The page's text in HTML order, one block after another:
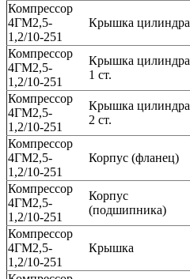
Компрессор
4ГМ2,5-
1,2/10-251
Крышка цилиндра
Компрессор
4ГМ2,5-
1,2/10-251
Крышка цилиндра
1 ст.
Компрессор
4ГМ2,5-
1,2/10-251
Крышка цилиндра
2 ст.
Компрессор
4ГМ2,5-
1,2/10-251
Корпус (фланец)
Компрессор
4ГМ2,5-
1,2/10-251
Корпус
(подшипника)
Компрессор
4ГМ2,5-
1,2/10-251
Крышка